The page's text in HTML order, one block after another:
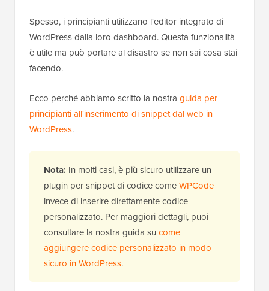
Spesso, i principianti utilizzano l'editor integrato di
WordPress dalla loro dashboard. Questa funzionalità
è utile ma può portare al disastro se non sai cosa stai
facendo.
Ecco perché abbiamo scritto la nostra guida per
principianti all'inserimento di snippet dal web in
WordPress.
Nota: In molti casi, è più sicuro utilizzare un
plugin per snippet di codice comeWPCode
invece di inserire direttamente codice
personalizzato. Per maggiori dettagli, puoi
consultare la nostra guida su come
aggiungere codice personalizzato in modo
sicuro in WordPress.